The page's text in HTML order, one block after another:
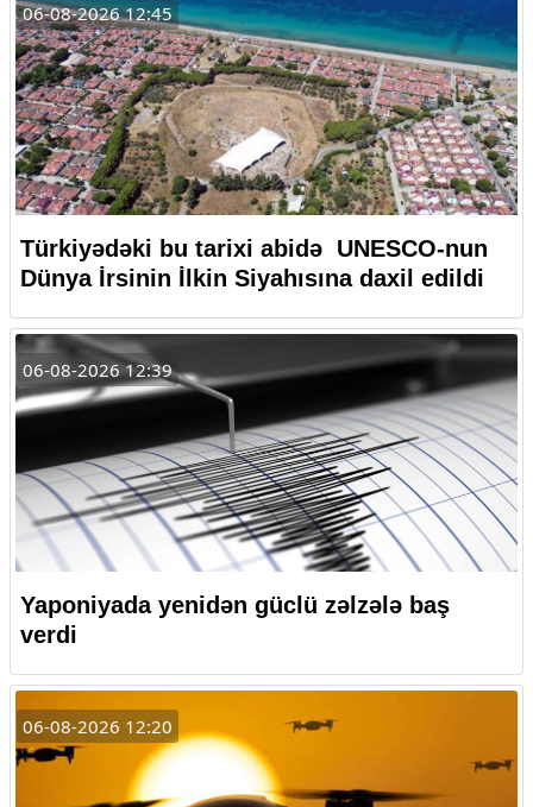
06-08-2026 12:45
Türkiyədəki bu tarixi abidə UNESCO-nun
Dünya İrsinin İlkin Siyahısına daxil edildi
06-08-2026 12:39
Yaponiyada yenidən güclü zəlzələ baş
verdi
06-08-2026 12:20